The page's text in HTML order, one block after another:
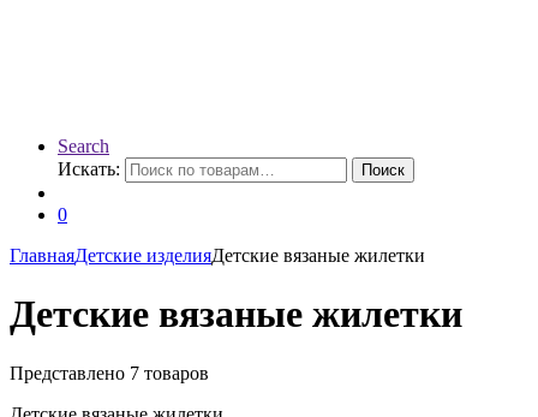
Search
Искать:
Поиск
0
ГлавнаяДетские изделияДетские вязаные жилетки
Детские вязаные жилетки
Представлено 7 товаров